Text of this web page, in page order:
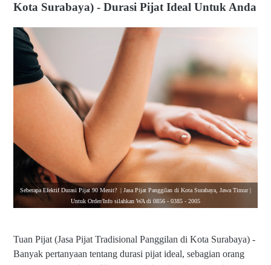
Kota Surabaya) - Durasi Pijat Ideal Untuk Anda
Seberapa Efektif Durasi Pijat 90 Menit? | Jasa Pijat Panggilan di Kota Surabaya, Jawa Timur |
Untuk Order/Info silahkan WA di 0856 - 0385 - 2005
Tuan Pijat (Jasa Pijat Tradisional Panggilan di Kota Surabaya) -
Banyak pertanyaan tentang durasi pijat ideal, sebagian orang